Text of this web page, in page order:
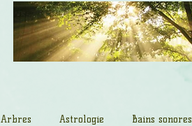
Arbres Astrologie Bains sonores